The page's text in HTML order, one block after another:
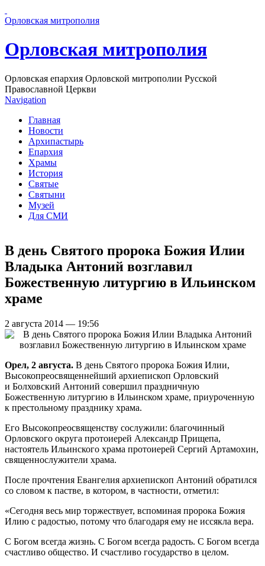
Орловская митрополия
Орловская митрополия
Орловская епархия Орловской митрополии Русской
Православной Церкви
Navigation
Главная
Новости
Архипастырь
Епархия
Храмы
История
Святые
Святыни
Музей
Для СМИ
В день Святого пророка Божия Илии
Владыка Антоний возглавил
Божественную литургию в Ильинском
храме
2 августа 2014 — 19:56
Орел, 2 августа. В день Святого пророка Божия Илии,
Высокопреосвященнейший архиепископ Орловский
и Болховский Антоний совершил праздничную
Божественную литургию в Ильинском храме, приуроченную
к престольному празднику храма.
Его Высокопреосвященству сослужили: благочинный
Орловского округа протоиерей Александр Прищепа,
настоятель Ильинского храма протоиерей Сергий Артамохин,
священнослужители храма.
После прочтения Евангелия архиепископ Антоний обратился
со словом к пастве, в котором, в частности, отметил:
«Сегодня весь мир торжествует, вспоминая пророка Божия
Илию с радостью, потому что благодаря ему не иссякла вера.
С Богом всегда жизнь. С Богом всегда радость. С Богом всегда
счастливо общество. И счастливо государство в целом.